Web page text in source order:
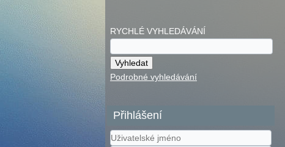
RYCHLÉ VYHLEDÁVÁNÍ
Podrobné vyhledávání
Přihlášení